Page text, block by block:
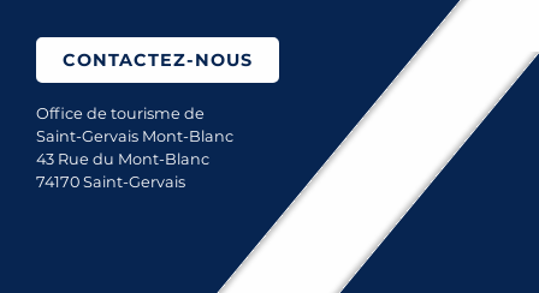
CONTACTEZ-NOUS
Office de tourisme de
Saint-Gervais Mont-Blanc
43 Rue du Mont-Blanc
74170 Saint-Gervais